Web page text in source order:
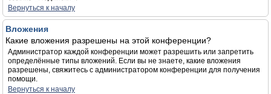
Вернуться к началу
Вложения
Какие вложения разрешены на этой конференции?
Администратор каждой конференции может разрешить или запретить
определённые типы вложений. Если вы не знаете, какие вложения
разрешены, свяжитесь с администратором конференции для получения
помощи.
Вернуться к началу